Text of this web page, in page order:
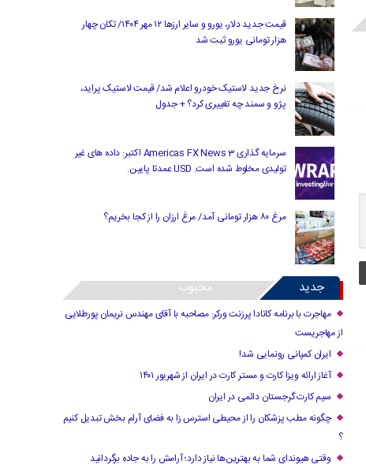
قیمت جدید دلار، یورو و سایر ارزها ۱۲ مهر ۱۴۰۴/ تکان چهار
هزار تومانی یورو ثبت شد
نرخ جدید لاستیک خودرو اعلام شد/ قیمت لاستیک پراید،
پژو و سمند چه تغییری کرد؟ + جدول
سرمایه گذاری Americas FX News 3 اکتبر: داده های غیر
تولیدی مخلوط شده است. USD عمدتا پایین.
مرغ ۸۰ هزار تومانی آمد/ مرغ ارزان را از کجا بخریم؟
جدید محبوب
مهاجرت با برنامه کانادا پرزنت ورکر: مصاحبه با آقای مهندس نریمان پورطلایی
از مهاجریست
ایران کمپانی رونمایی شد!
آغاز ارائه ویزا کارت و مستر کارت در ایران از شهریور ۱۴۰۱
سیم کارت گرجستان دائمی در ایران
چگونه مطب پزشکان را از محیطی استرس زا به فضای آرام بخش تبدیل کنیم
؟
وقتی هیوندای شما به بهترین‌ها نیاز دارد؛ آرامش را به جاده برگردانید